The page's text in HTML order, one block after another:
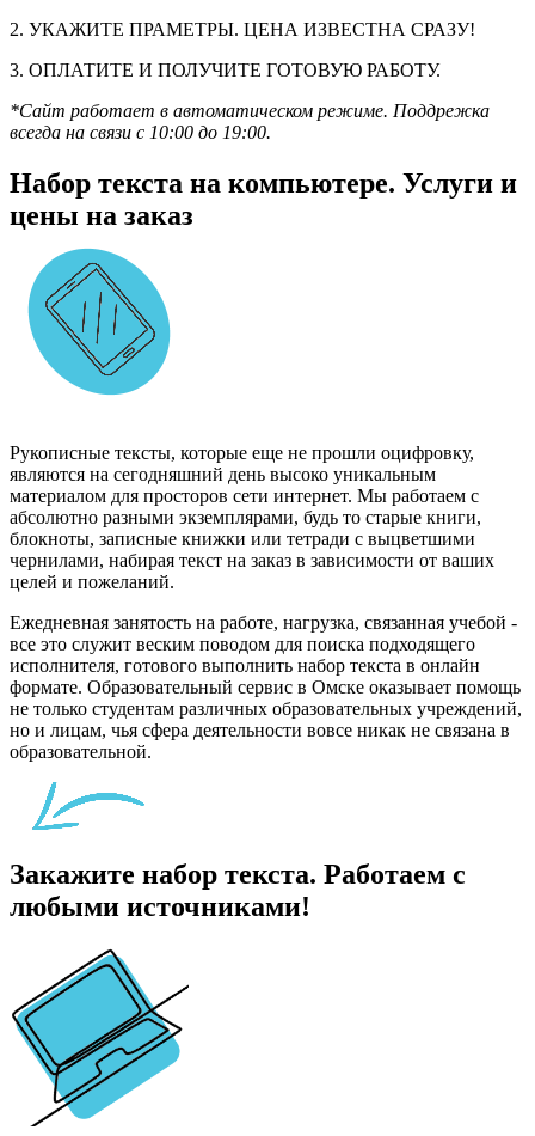
2. УКАЖИТЕ ПРАМЕТРЫ. ЦЕНА ИЗВЕСТНА СРАЗУ!
3. ОПЛАТИТЕ И ПОЛУЧИТЕ ГОТОВУЮ РАБОТУ.
*Сайт работает в автоматическом режиме. Поддрежка
всегда на связи с 10:00 до 19:00.
Набор текста на компьютере. Услуги и
цены на заказ
Рукописные тексты, которые еще не прошли оцифровку,
являются на сегодняшний день высоко уникальным
материалом для просторов сети интернет. Мы работаем с
абсолютно разными экземплярами, будь то старые книги,
блокноты, записные книжки или тетради с выцветшими
чернилами, набирая текст на заказ в зависимости от ваших
целей и пожеланий.
Ежедневная занятость на работе, нагрузка, связанная учебой -
все это служит веским поводом для поиска подходящего
исполнителя, готового выполнить набор текста в онлайн
формате. Образовательный сервис в Омске оказывает помощь
не только студентам различных образовательных учреждений,
но и лицам, чья сфера деятельности вовсе никак не связана в
образовательной.
Закажите набор текста. Работаем с
любыми источниками!